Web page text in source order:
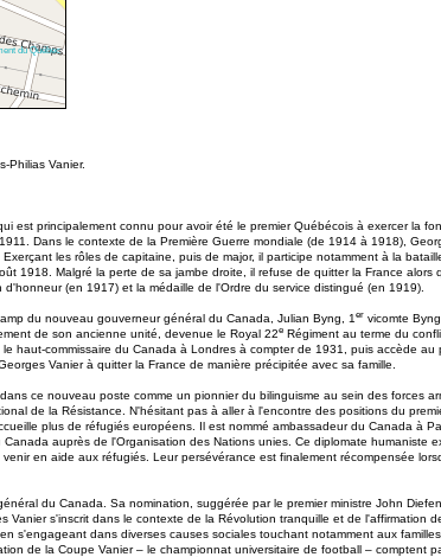
du Québec
Philias Vanier.
principalement connu pour avoir été le premier Québécois à exercer la
Dans le contexte de la Première Guerre mondiale (de 1914 à 1918),
les rôles de capitaine, puis de major, il participe notamment à la
Malgré la perte de sa jambe droite, il refuse de quitter la France alors
(en 1917) et la médaille de l'Ordre du service distingué (en 1919).
du nouveau gouverneur général du Canada, Julian Byng, 1 er vicomte
de son ancienne unité, devenue le Royal 22e Régiment au terme du
haut-commissaire du Canada à Londres à compter de 1931, puis accède
Vanier à quitter la France de manière précipitée avec sa famille.
ce nouveau poste comme un pionnier du bilinguisme au sein des forces
de la Résistance. N'hésitant pas à aller à l'encontre des positions du
plus de réfugiés européens. Il est nommé ambassadeur du Canada à
auprès de l'Organisation des Nations unies. Ce diplomate humaniste
en aide aux réfugiés. Leur persévérance est finalement récompensée
du Canada. Sa nomination, suggérée par le premier ministre John
s'inscrit dans le contexte de la Révolution tranquille et de l'affirmation
dans diverses causes sociales touchant notamment aux
de la Coupe Vanier – le championnat universitaire de football – comptent